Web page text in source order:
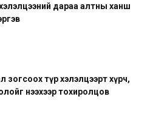
дараа алтны ханш
зогсоох түр хэлэлцээрт хүрч,
нээхээр тохиролцов